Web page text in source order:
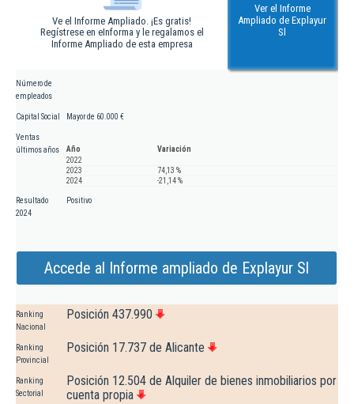
Ve el Informe Ampliado. ¡Es gratis!
Regístrese en eInforma y le regalamos el
Informe Ampliado de esta empresa
Ver el Informe
Ampliado de Explayur
Sl
Número de
empleados
Capital Social Mayor de 60.000 €
Ventas
últimos años
Año
Variación
2022
2023
74,13 %
2024
-21,14 %
Resultado
2024
Positivo
Accede al Informe ampliado de Explayur Sl
Ranking
Nacional
Posición 437.990
Ranking
Provincial
Posición 17.737 de Alicante
Ranking
Sectorial
Posición 12.504 de Alquiler de bienes inmobiliarios por
cuenta propia